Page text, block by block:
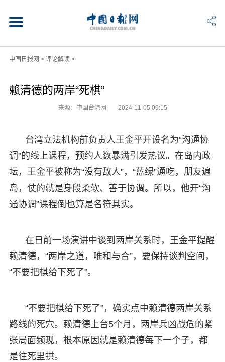
中国日报网 > 评论解读>
赖清德的两岸“死棋”
来源：中国台湾网 2024-11-05 09:15
台湾立法机构前负责人王金平开设名为“沟通协
调”的线上课程，预约人数暴满引发热议。在岛内政
坛，王金平被称为“没有敌人”，“蓝绿”通吃，朋友遍
岛，仗的就是身段柔软、善于协调。所以，他开“沟
通协调”课程倒也算是名符其实。
在日前一场演讲中谈到两岸关系时，王金平提醒
赖清德，“两岸之道，唯和与合”，要保持谈判空间，
“不要把棋给下死了”。
“不要把棋给下死了”，确实点中赖清德两岸关系
路线的死穴。赖清德上台5个月，两岸兵凶战危的紧
张局面频现，根本原因就是赖清德每下一个子，都
是往死里拱。